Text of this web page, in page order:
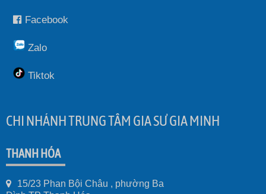
Facebook
Zalo
Tiktok
CHI NHÁNH TRUNG TÂM GIA SƯ GIA MINH
THANH HÓA
15/23 Phan Bội Châu , phường Ba